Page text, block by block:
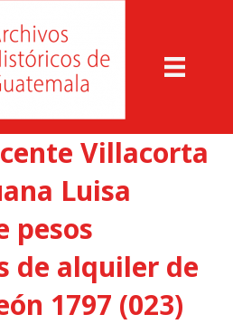
Villacorta
Luisa
pesos
de alquiler de
1797 (023)